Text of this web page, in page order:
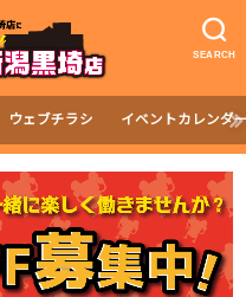
SEARCH
ウェブチラシ イベントカレンダ